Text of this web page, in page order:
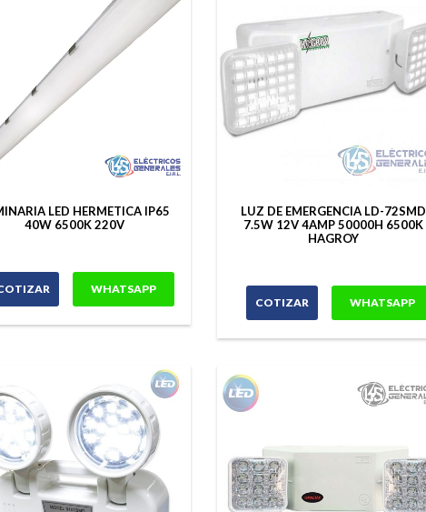
LED HERMETICA IP65
40W 6500K 220V
WHATSAPP
LUZ DE EMERGENCIA LD-72SMD
7.5W 12V 4AMP 50000H 6500K
HAGROY
COTIZAR WHATSAPP